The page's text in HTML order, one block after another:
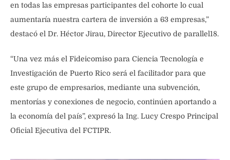
en todas las empresas participantes del cohorte lo cual
aumentaría nuestra cartera de inversión a 63 empresas,”
destacó el Dr. Héctor Jirau, Director Ejecutivo de parallel18.
“Una vez más el Fideicomiso para Ciencia Tecnología e
Investigación de Puerto Rico será el facilitador para que
este grupo de empresarios, mediante una subvención,
mentorías y conexiones de negocio, continúen aportando a
la economía del país”, expresó la Ing. Lucy Crespo Principal
Oficial Ejecutiva del FCTIPR.